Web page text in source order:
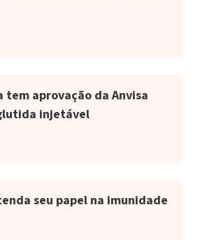
tem aprovação da Anvisa
injetável
seu papel na imunidade